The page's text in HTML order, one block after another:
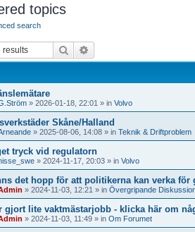
topics
search
Search
» 2026-01-18, 22:01 » in Volvo
Skåne/Halland
» 2025-08-06, 14:08 » in Teknik & Driftproblem
tryck vid regulatorn
» 2024-11-17, 20:03 » in Volvo
det hopp för att politikerna kan verka för
» 2024-11-03, 12:21 » in Övergripande
gjort lite vaktmästarjobb - klicka här om
» 2024-11-03, 11:49 » in Om Forumet